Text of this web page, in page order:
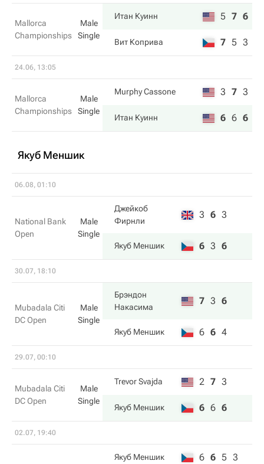
Mallorca
Championships
Male
Single
Итан Куинн 5 7 6
Вит Коприва 7 5 3
24.06, 13:05
Mallorca
Championships
Male
Single
Murphy Cassone 3 7 3
Итан Куинн 6 6 6
Якуб Меншик
06.08, 01:10
National Bank
Open
Male
Single
Джейкоб
Фирнли
3 6 3
Якуб Меншик 6 3 6
30.07, 18:10
Mubadala Citi
DC Open
Male
Single
Брэндон
Накаcима
7 3 6
Якуб Меншик 6 6 4
29.07, 00:10
Mubadala Citi
DC Open
Male
Single
Trevor Svajda 2 7 3
Якуб Меншик 6 6 6
02.07, 19:40
Якуб Меншик 6 6 5 3